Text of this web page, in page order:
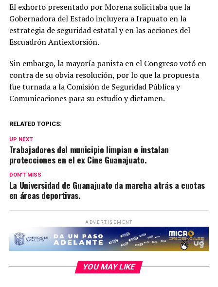
El exhorto presentado por Morena solicitaba que la
Gobernadora del Estado incluyera a Irapuato en la
estrategia de seguridad estatal y en las acciones del
Escuadrón Antiextorsión.
Sin embargo, la mayoría panista en el Congreso votó en
contra de su obvia resolución, por lo que la propuesta
fue turnada a la Comisión de Seguridad Pública y
Comunicaciones para su estudio y dictamen.
RELATED TOPICS:
UP NEXT
Trabajadores del municipio limpian e instalan
protecciones en el ex Cine Guanajuato.
DON'T MISS
La Universidad de Guanajuato da marcha atrás a cuotas
en áreas deportivas.
ADVERTISEMENT
YOU MAY LIKE